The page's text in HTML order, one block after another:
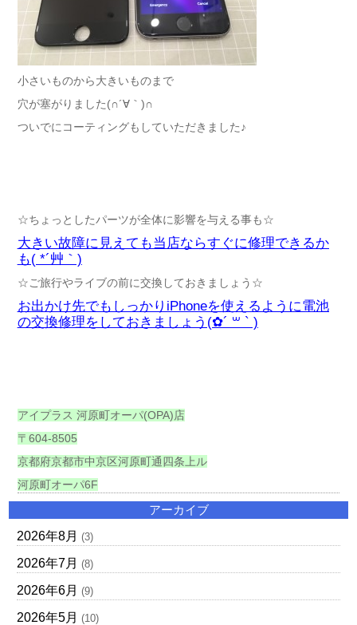
小さいものから大きいものまで
穴が塞がりました(∩´∀｀)∩
ついでにコーティングもしていただきました♪
☆ちょっとしたパーツが全体に影響を与える事も☆
大きい故障に見えても当店ならすぐに修理できるか
も( *´艸｀)
☆ご旅行やライブの前に交換しておきましょう☆
お出かけ先でもしっかりiPhoneを使えるように電池
の交換修理をしておきましょう(✿´ ꒳ ` )
アイプラス 河原町オーパ(OPA)店
〒604-8505
京都府京都市中京区河原町通四条上ル
河原町オーパ6F
アーカイブ
2026年8月 (3)
2026年7月 (8)
2026年6月 (9)
2026年5月 (10)